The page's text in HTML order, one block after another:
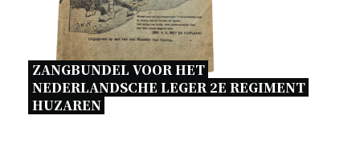
ZANGBUNDEL VOOR HET
NEDERLANDSCHE LEGER 2E REGIMENT
HUZAREN